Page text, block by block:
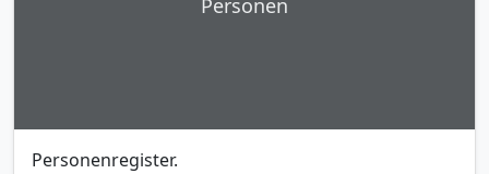
Personen
Personenregister.